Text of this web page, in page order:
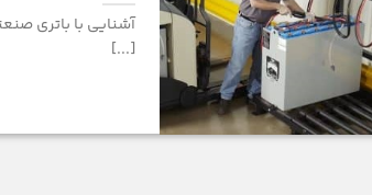
آشنایی با باتری
[...]